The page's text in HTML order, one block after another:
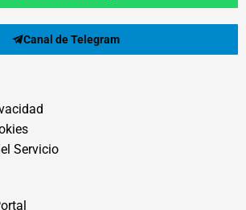
Canal de Telegram
Servicio